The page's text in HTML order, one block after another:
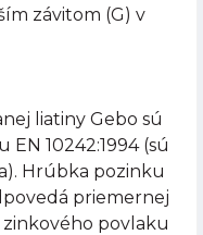
závitom (G) v
liatiny Gebo sú
10242:1994 (sú
Hrúbka pozinku
priemernej
povlaku